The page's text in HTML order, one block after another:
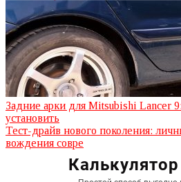
Задние арки для Mitsubishi Lancer
установить
Тест-драйв нового поколения:
вождения совре